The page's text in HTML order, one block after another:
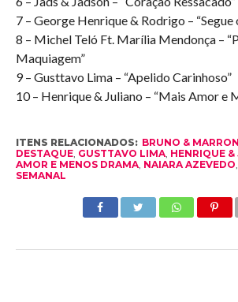
7 – George Henrique & Rodrigo – “Segue
8 – Michel Teló Ft. Marília Mendonça –
Maquiagem”
9 – Gusttavo Lima – “Apelido Carinhoso”
10 – Henrique & Juliano – “Mais Amor e
ITENS RELACIONADOS: BRUNO &
DESTAQUE, GUSTTAVO LIMA, HENRIQUE
AMOR E MENOS DRAMA, NAIARA AZEVEDO
SEMANAL